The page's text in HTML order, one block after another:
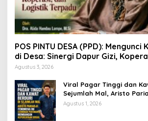
POS PINTU DESA (PPD):
di Desa: Sinergi Dapur Gizi,
Terpadu
Agustus 3, 2026
Viral Pagar Tinggi dan
Sejumlah Mal, Aristo
Cerminan Pentingnya
Agustus 1, 2026